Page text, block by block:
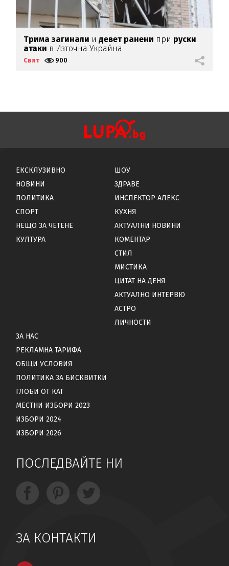
Трима загинали идевет ранени при руски
атаки в Източна Украйна
Свят 900
ЕКСКЛУЗИВНО
НОВИНИ
ПОЛИТИКА
СПОРТ
НЕЩО ЗА ЧЕТЕНЕ
КУЛТУРА
ШОУ
ЗДРАВЕ
ИНСПЕКТОР АЛЕКС
КУХНЯ
АКТУАЛНИ НОВИНИ
КОМЕНТАР
СТИЛ
МИСТИКА
ЦИТАТ НА ДЕНЯ
АКТУАЛНО ИНТЕРВЮ
АСТРО
ЛИЧНОСТИ
ЗА НАС
РЕКЛАМНА ТАРИФА
ОБЩИ УСЛОВИЯ
ПОЛИТИКА ЗА БИСКВИТКИ
ГЛОБИ ОТ КАТ
МЕСТНИ ИЗБОРИ 2023
ИЗБОРИ 2024
ИЗБОРИ 2026
ПОСЛЕДВАЙТЕ НИ
ЗА КОНТАКТИ